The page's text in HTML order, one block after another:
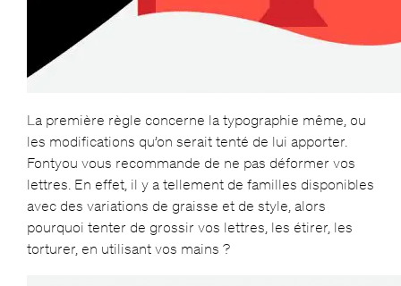
La première règle concerne la typographie même, ou
les modifications qu’on serait tenté de lui apporter.
Fontyou vous recommande de ne pas déformer vos
lettres. En effet, il y a tellement de familles disponibles
avec des variations de graisse et de style, alors
pourquoi tenter de grossir vos lettres, les étirer, les
torturer, en utilisant vos mains ?